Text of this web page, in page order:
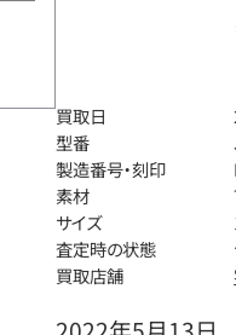
買取日
型番
製造番号・刻印
素材
サイズ
査定時の状態
買取店舗